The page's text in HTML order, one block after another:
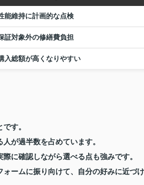
能維持に計画的な点検
証対象外の修繕費負担
入総額が高くなりやすい
す。
が過半数を占めています。
に確認しながら選べる点も強みです。
ームに振り向けて、自分の好みに近づけ